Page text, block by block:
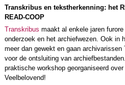
Transkribus en tekstherkenning: het
READ-COOP
Transkribus maakt al enkele jaren
onderzoek en het archiefwezen. Ook in
meer dan gewekt en gaan
voor de ontsluiting van
praktische workshop georganiseerd
Veelbelovend!